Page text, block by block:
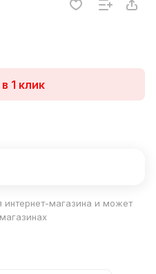
1 клик
интернет-магазина и может